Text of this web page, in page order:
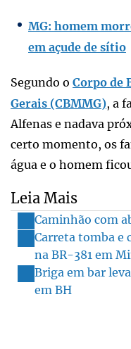
MG: homem
em açude de sítio
Segundo o Corpo de
Gerais (CBMMG), a
Alfenas e nadava
certo momento, os
água e o homem
Leia Mais
Caminhão com
Carreta tomba e
na BR-381 em
Briga em bar
em BH